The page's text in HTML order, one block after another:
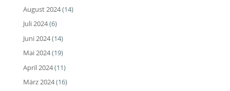
August 2024(14)
Juli 2024(6)
Juni 2024(14)
Mai 2024(19)
April 2024(11)
März 2024(16)